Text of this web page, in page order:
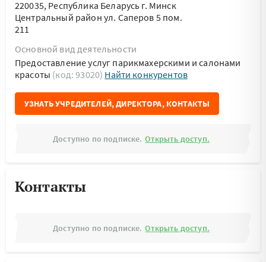
220035, Республика Беларусь г. Минск
Центральный район ул. Саперов 5 пом.
211
Основной вид деятельности
Предоставление услуг парикмахерскими и салонами
красоты (код: 93020) Найти конкурентов
УЗНАТЬ УЧРЕДИТЕЛЕЙ, ДИРЕКТОРА, КОНТАКТЫ
Доступно по подписке. Открыть доступ.
Контакты
Доступно по подписке. Открыть доступ.